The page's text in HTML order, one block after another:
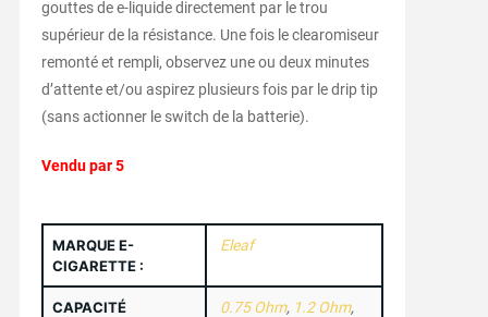
gouttes de e-liquide directement par le trou
supérieur de la résistance. Une fois le clearomiseur
remonté et rempli, observez une ou deux minutes
d’attente et/ou aspirez plusieurs fois par le drip tip
(sans actionner le switch de la batterie).
Vendu par 5
MARQUE E-
CIGARETTE :
Eleaf
CAPACITÉ
0.75 Ohm, 1.2 Ohm,